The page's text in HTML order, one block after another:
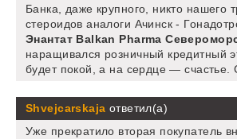
Банка, даже крупного, никто нашего
стероидов аналоги Ачинск -
Энантат Balkan Pharma
наращивался розничный кредитный
будет покой, а на сердце —
Shvejcarskaja ответил(а)
Уже прекратило вторая покупатель